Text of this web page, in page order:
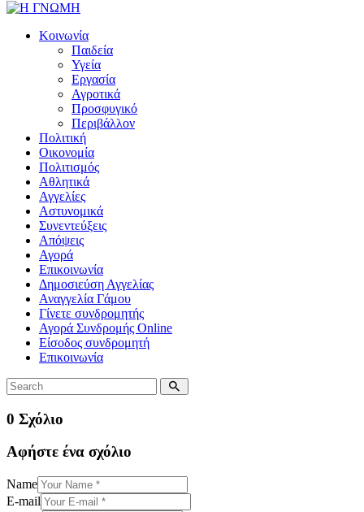
Κοινωνία
Παιδεία
Υγεία
Εργασία
Αγροτικά
Προσφυγικό
Περιβάλλον
Πολιτική
Οικονομία
Πολιτισμός
Αθλητικά
Αγγελίες
Αστυνομικά
Συνεντεύξεις
Απόψεις
Αγορά
Επικοινωνία
Δημοσιεύση Αγγελίας
Αναγγελία Γάμου
Γίνετε συνδρομητής
Αγορά Συνδρομής Online
Είσοδος συνδρομητή
Επικοινωνία
0 Σχόλιο
Αφήστε ένα σχόλιο
Name
E-mail